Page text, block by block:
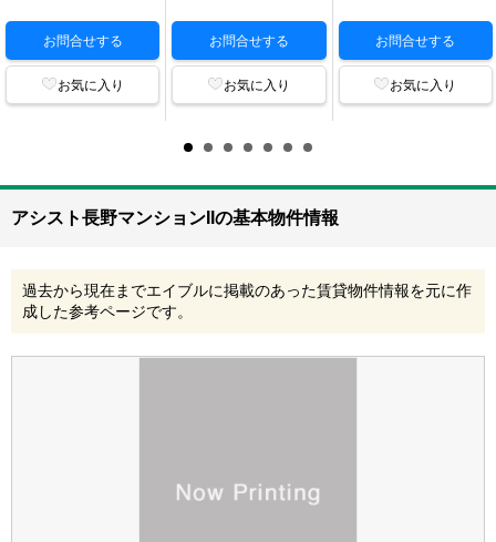
お問合せする
お気に入り
お問合せする
お気に入り
お問合せする
お気に入り
アシスト長野マンションIIの基本物件情報
過去から現在までエイブルに掲載のあった賃貸物件情報を元に作
成した参考ページです。